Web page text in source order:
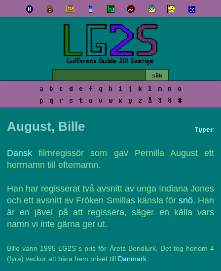
a b c d e f g h i j k l m n
o
p
q r s t u v w x y z å ä ö #
Typer
August, Bille
Dansk filmregissör som gav Pernilla August ett
herrnamn till efternamn.
Han har regisserat två avsnitt av unga Indiana Jones
och ett avsnitt av Fröken Smillas känsla för snö. Han
är en jävel på att regissera, säger en källa vars
namn vi inte gärna ger ut.
Bille vann 1995 LG2S´s pris för Årets Bondlurk. Det tog honom 4
(fyra) veckor att bära hem priset till Danmark